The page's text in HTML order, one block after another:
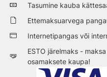
Tasumine kauba
Ettemaksuarvega
Internetipangas või
ESTO järelmaks -
osamaksete kaupa!